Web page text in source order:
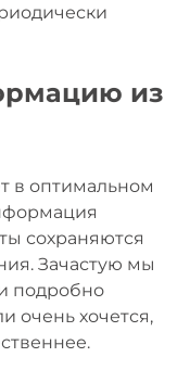
из
в оптимальном
сохраняются
Зачастую мы
подробно
очень хочется,